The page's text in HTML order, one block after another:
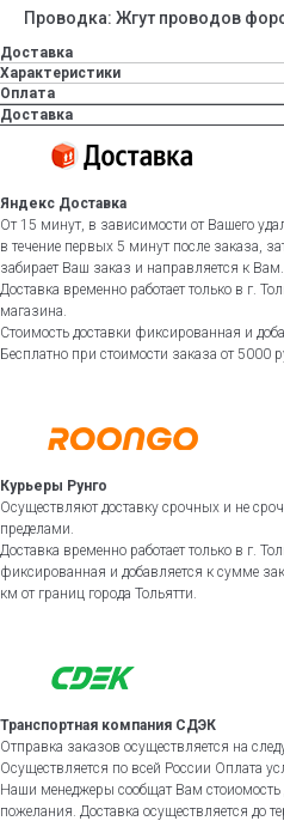
Проводка: Жгут проводов
Доставка
Характеристики
Оплата
Доставка
Яндекс Доставка
От 15 минут, в зависимости от Вашего
в течение первых 5 минут после заказа,
забирает Ваш заказ и направляется к Вам.
Доставка временно работает только в г.
магазина.
Стоимость доставки фиксированная и
Бесплатно при стоимости заказа от 5000
Курьеры Рунго
Осуществляют доставку срочных и не
пределами.
Доставка временно работает только в г.
фиксированная и добавляется к сумме
км от границ города Тольятти.
Транспортная компания СДЭК
Отправка заказов осуществляется на
Осуществляется по всей России Оплата
Наши менеджеры сообщат Вам стоиомость
пожелания. Доставка осуществляется до